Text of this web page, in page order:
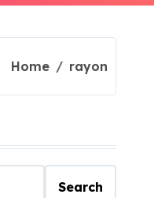
Home rayon
Search